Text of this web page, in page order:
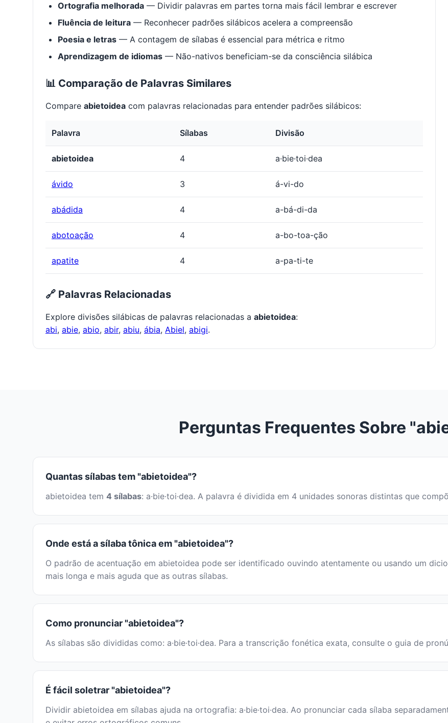
Ortografia melhorada — Dividir palavras em partes torna mais fácil lembrar e escrever
Fluência de leitura — Reconhecer padrões silábicos acelera a compreensão
Poesia e letras — A contagem de sílabas é essencial para métrica e ritmo
Aprendizagem de idiomas — Não-nativos beneficiam-se da consciência silábica
📊 Comparação de Palavras Similares
Compare abietoidea com palavras relacionadas para entender padrões silábicos:
Palavra Sílabas Divisão
abietoidea 4 a·bie·toi·dea
ávido 3 á-vi-do
abádida 4 a-bá-di-da
abotoação 4 a-bo-toa-ção
apatite 4 a-pa-ti-te
🔗 Palavras Relacionadas
Explore divisões silábicas de palavras relacionadas a abietoidea:
abi, abie, abio, abir, abiu, ábia, Abiel, abigi.
Perguntas Frequentes Sobre
Quantas sílabas tem "abietoidea"?
abietoidea tem 4 sílabas: a·bie·toi·dea. A palavra é dividida em 4 unidades sonoras distintas que
Onde está a sílaba tônica em "abietoidea"?
O padrão de acentuação em abietoidea pode ser identificado ouvindo atentamente ou usando um
mais longa e mais aguda que as outras sílabas.
Como pronunciar "abietoidea"?
As sílabas são divididas como: a·bie·toi·dea. Para a transcrição fonética exata, consulte o guia de
É fácil soletrar "abietoidea"?
Dividir abietoidea em sílabas ajuda na ortografia: a·bie·toi·dea. Ao pronunciar cada sílaba